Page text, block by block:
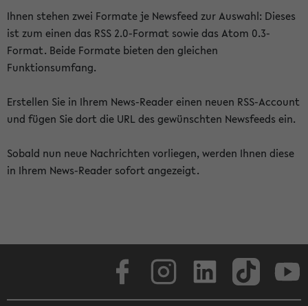
Ihnen stehen zwei Formate je Newsfeed zur Auswahl: Dieses
ist zum einen das RSS 2.0-Format sowie das Atom 0.3-
Format. Beide Formate bieten den gleichen
Funktionsumfang.
Erstellen Sie in Ihrem News-Reader einen neuen RSS-Account
und fügen Sie dort die URL des gewünschten Newsfeeds ein.
Sobald nun neue Nachrichten vorliegen, werden Ihnen diese
in Ihrem News-Reader sofort angezeigt.